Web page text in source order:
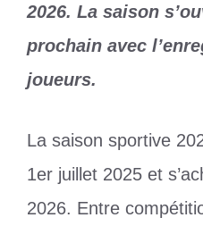
2026. La saison
prochain avec
joueurs.
La saison sportive
1er juillet 2025 et
2026. Entre